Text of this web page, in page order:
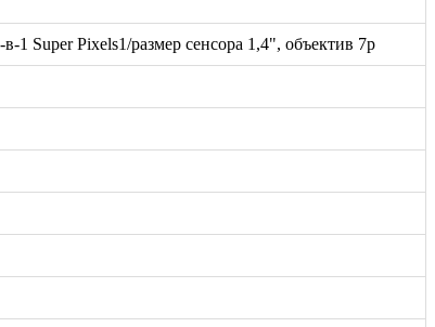
Super Pixels1/размер сенсора 1,4", объектив 7p